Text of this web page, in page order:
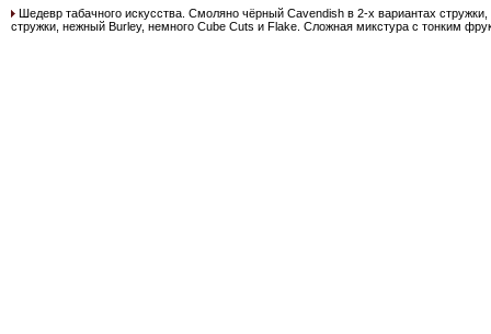
Шедевр табачного искусства. Смоляно чёрный Cavendish в 2-х вариантах стружки,
стружки, нежный Burley, немного Cube Cuts и Flake. Сложная микстура с тонким